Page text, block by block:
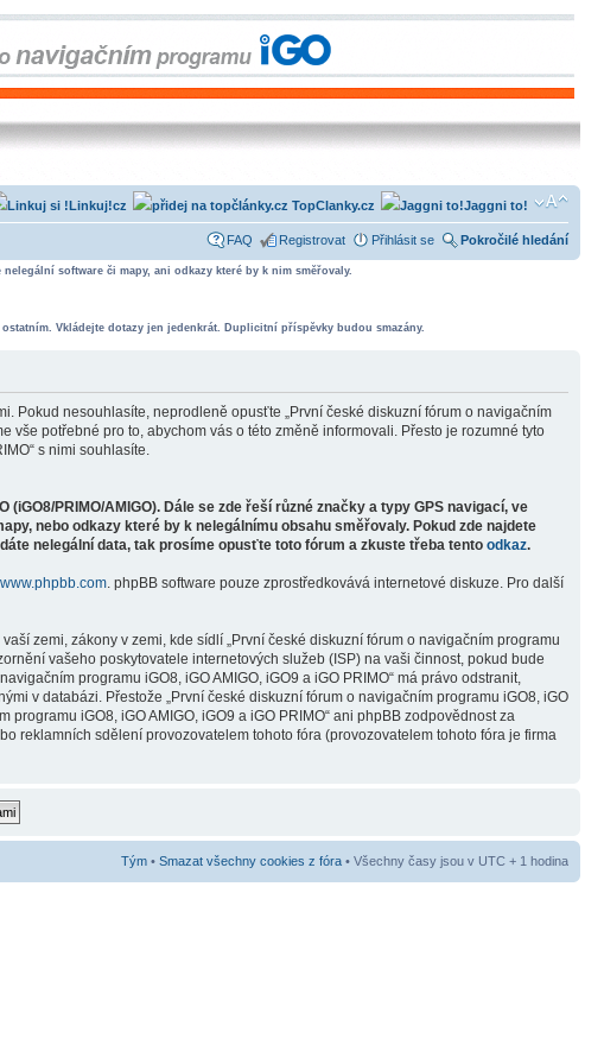
Jaggni to!
TopClanky.cz
Linkuj!cz
FAQ Registrovat Přihlásit se Pokročilé hledání
software či mapy, ani odkazy které by k nim směřovaly.
Vkládejte dotazy jen jedenkrát. Duplicitní příspěvky budou smazány.
Pokud nesouhlasíte, neprodleně opusťte „První české diskuzní fórum o navigačním
vše potřebné pro to, abychom vás o této změně informovali. Přesto je rozumné tyto
s nimi souhlasíte.
PRIMO/AMIGO). Dále se zde řeší různé značky a typy GPS navigací, ve
nebo odkazy které by k nelegálnímu obsahu směřovaly. Pokud zde najdete
nelegální data, tak prosíme opusťte toto fórum a zkuste třeba tento odkaz.
www.phpbb.com. phpBB software pouze zprostředkovává internetové diskuze. Pro další
zemi, zákony v zemi, kde sídlí „První české diskuzní fórum o navigačním programu
vašeho poskytovatele internetových služeb (ISP) na vaši činnost, pokud bude
programu iGO8, iGO AMIGO, iGO9 a iGO PRIMO“ má právo odstranit,
v databázi. Přestože „První české diskuzní fórum o navigačním programu iGO8, iGO
iGO8, iGO AMIGO, iGO9 a iGO PRIMO“ ani phpBB zodpovědnost za
reklamních sdělení provozovatelem tohoto fóra (provozovatelem tohoto fóra je firma
Tým • Smazat všechny cookies z fóra • Všechny časy jsou v UTC + 1 hodina